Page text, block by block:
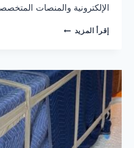
الإلكترونية والمنصات
إقرأ المزيد أماكن
في
الرياض
النصائح
البيع